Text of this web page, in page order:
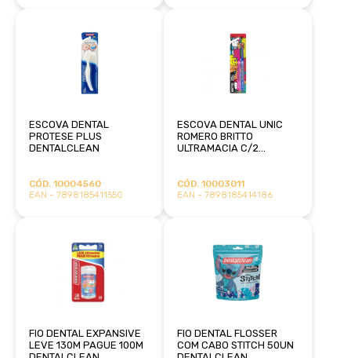
ESCOVA DENTAL
PROTESE PLUS
DENTALCLEAN
CÓD. 10004560
EAN - 7898185411550
ESCOVA DENTAL UNIC
ROMERO BRITTO
ULTRAMACIA C/2
CÓD. 10003011
EAN - 7898185414186
FIO DENTAL EXPANSIVE
LEVE 130M PAGUE 100M
FIO DENTAL FLOSSER
COM CABO STITCH 50UN